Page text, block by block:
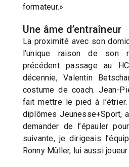
formateur.»
Une âme d’entraîneur
La proximité avec son
l’unique raison de son
précédent passage au
décennie, Valentin
costume de coach. Jean-
fait mettre le pied à
diplômes Jeunesse+Sport,
demander de l’épauler
suivante, je dirigeais
Ronny Müller, lui aussi